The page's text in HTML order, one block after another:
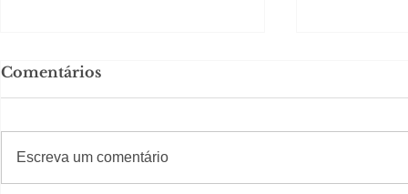
Comentários
Escreva um comentário
#Sugestões